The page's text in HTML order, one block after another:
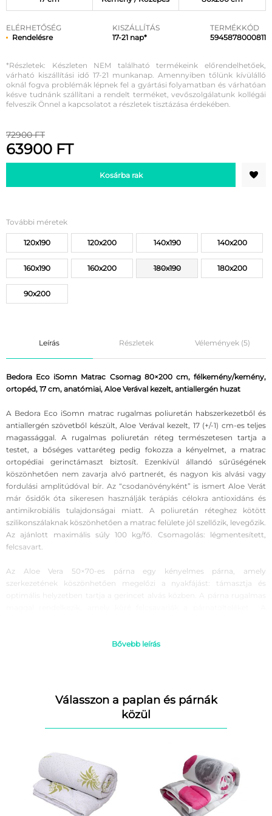
ELÉRHETŐSÉG
Rendelésre
KISZÁLLÍTÁS
17-21 nap*
TERMÉKKÓD
5945878000811
*Részletek: Készleten NEM található termékeink előrendelhetőek,
várható kiszállítási idő 17-21 munkanap. Amennyiben tőlünk kívülálló
oknál fogva problémák lépnek fel a gyártási folyamatban és várhatóan
késve tudnánk szállítani a rendelt terméket, vevőszolgálatunk kollégái
felveszik Önnel a kapcsolatot a részletek tisztázása érdekében.
72900 FT
63900 FT
Kosárba rak
További méretek
120x190 120x200 140x190 140x200
160x190 160x200 180x190 180x200
90x200
Leírás Részletek Vélemények (5)
Bedora Eco iSomn Matrac Csomag 80×200 cm, félkemény/kemény,
ortopéd, 17 cm, anatómiai, Aloe Verával kezelt, antiallergén huzat
A Bedora Eco iSomn matrac rugalmas poliuretán habszerkezetből és
antiallergén szövetből készült, Aloe Verával kezelt, 17 (+/-1) cm-es teljes
magassággal. A rugalmas poliuretán réteg természetesen tartja a
testet, a bőséges vattaréteg pedig fokozza a kényelmet, a matrac
ortopédiai gerinctámaszt biztosít. Ezenkívül állandó sűrűségének
köszönhetően nem zavarja alvó partnerét, és nagyon kis alvási vagy
fordulási amplitúdóval bír. Az “csodanövényként” is ismert Aloe Verát
már ősidők óta sikeresen használják terápiás célokra antioxidáns és
antimikrobiális tulajdonságai miatt. A poliuretán réteghez kötött
szilikonszálaknak köszönhetően a matrac felülete jól szellőzik, levegőzik.
Az ajánlott maximális súly 100 kg/fő. Csomagolás: légmentesített,
felcsavart.
Az Aloe Vera 50×70-es párna egy kényelmes párna, amely
szerkezetének köszönhetően megelőzi a nyakfájást: támasztja és
biztosít az egészséges alváshoz. A párnatöltelék nem csomósodik, és
Antibakteriális, Aloe Verával kezelt szövet;
Minőség;
hasán alszik.
A csomag tartalmaz:
80×190 cm; 80×200 cm; 90×190 cm; 90×200 cm; 120×190 cm;
120×200 cm. A szett tartalmaz egy 50×70 cm-es Aloe Vera párnát. A
párna a csomagban található.
Bővebb leírás
Válasszon a paplan és párnák
közül